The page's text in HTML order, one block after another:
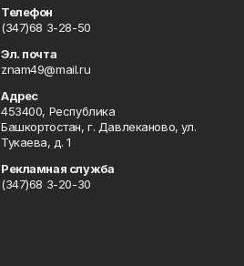
Телефон
(347)68 3-28-50
Эл. почта
znam49@mail.ru
Адрес
453400, Республика
Башкортостан, г. Давлеканово, ул.
Тукаева, д. 1
Рекламная служба
(347)68 3-20-30